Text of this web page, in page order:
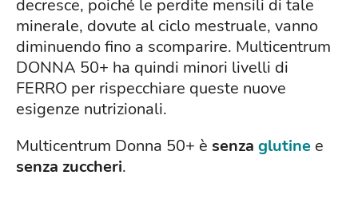
decresce, poiché le perdite mensili di tale
minerale, dovute al ciclo mestruale, vanno
diminuendo fino a scomparire. Multicentrum
DONNA 50+ ha quindi minori livelli di
FERRO per rispecchiare queste nuove
esigenze nutrizionali.
Multicentrum Donna 50+ è senza glutine e
senza zuccheri.